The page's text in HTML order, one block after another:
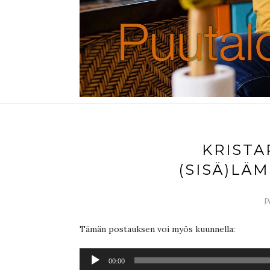
Tämän postauksen voi myös kuunnella:
Äänitoistin
00:00